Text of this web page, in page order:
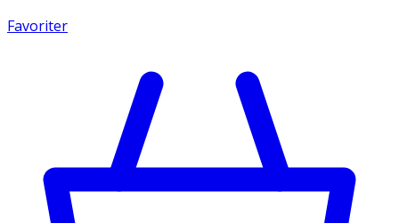
Favoriter